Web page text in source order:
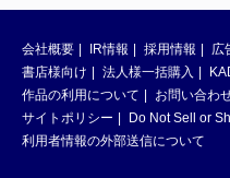
会社概要 IR情報 採用情報 広
書店様向け
法人様一括購入
作品の利用について
お問い合わ
サイトポリシー
Do Not Sell or
利用者情報の外部送信について